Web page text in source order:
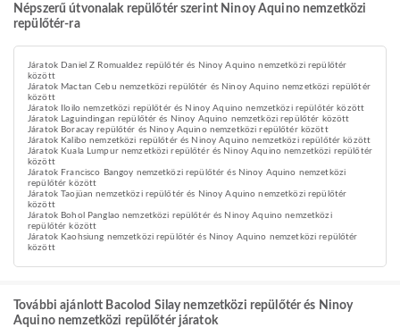
Népszerű útvonalak repülőtér szerint Ninoy Aquino nemzetközi
repülőtér-ra
Járatok Daniel Z Romualdez repülőtér és Ninoy Aquino nemzetközi repülőtér
között
Járatok Mactan Cebu nemzetközi repülőtér és Ninoy Aquino nemzetközi repülőtér
között
Járatok Iloilo nemzetközi repülőtér és Ninoy Aquino nemzetközi repülőtér között
Járatok Laguindingan repülőtér és Ninoy Aquino nemzetközi repülőtér között
Járatok Boracay repülőtér és Ninoy Aquino nemzetközi repülőtér között
Járatok Kalibo nemzetközi repülőtér és Ninoy Aquino nemzetközi repülőtér között
Járatok Kuala Lumpur nemzetközi repülőtér és Ninoy Aquino nemzetközi repülőtér
között
Járatok Francisco Bangoy nemzetközi repülőtér és Ninoy Aquino nemzetközi
repülőtér között
Járatok Taojüan nemzetközi repülőtér és Ninoy Aquino nemzetközi repülőtér
között
Járatok Bohol Panglao nemzetközi repülőtér és Ninoy Aquino nemzetközi
repülőtér között
Járatok Kaohsiung nemzetközi repülőtér és Ninoy Aquino nemzetközi repülőtér
között
További ajánlott Bacolod Silay nemzetközi repülőtér és Ninoy
Aquino nemzetközi repülőtér járatok